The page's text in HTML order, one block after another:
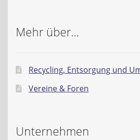
Mehr über…
Recycling, Entsorgung und
Vereine & Foren
Unternehmen